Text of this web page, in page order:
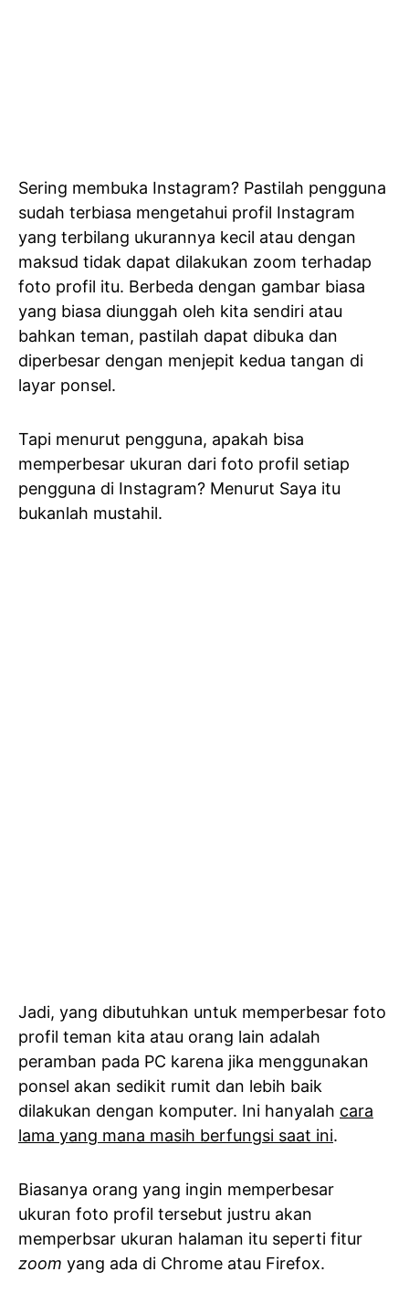
Sering membuka Instagram? Pastilah pengguna
sudah terbiasa mengetahui profil Instagram
yang terbilang ukurannya kecil atau dengan
maksud tidak dapat dilakukan zoom terhadap
foto profil itu. Berbeda dengan gambar biasa
yang biasa diunggah oleh kita sendiri atau
bahkan teman, pastilah dapat dibuka dan
diperbesar dengan menjepit kedua tangan di
layar ponsel.
Tapi menurut pengguna, apakah bisa
memperbesar ukuran dari foto profil setiap
pengguna di Instagram? Menurut Saya itu
bukanlah mustahil.
Jadi, yang dibutuhkan untuk memperbesar foto
profil teman kita atau orang lain adalah
peramban pada PC karena jika menggunakan
ponsel akan sedikit rumit dan lebih baik
dilakukan dengan komputer. Ini hanyalah cara
lama yang mana masih berfungsi saat ini.
Biasanya orang yang ingin memperbesar
ukuran foto profil tersebut justru akan
memperbsar ukuran halaman itu seperti fitur
zoom yang ada di Chrome atau Firefox.